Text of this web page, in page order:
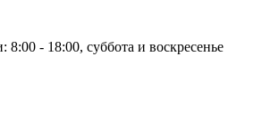
8:00 - 18:00, суббота и воскресенье